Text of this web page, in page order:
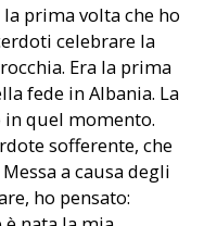
prima volta che ho
celebrare la
Era la prima
fede in Albania. La
in quel momento.
sofferente, che
a causa degli
ho pensato: